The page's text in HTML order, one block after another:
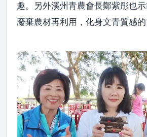
趣。另外溪州青農會長鄭紫彤也
廢棄農材再利用，化身文青質感的